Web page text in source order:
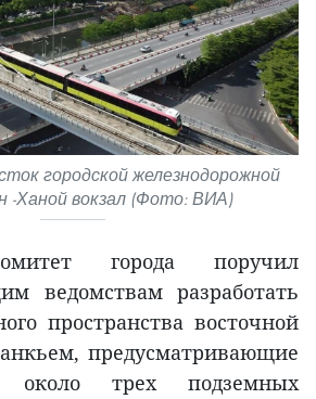
городской железнодорожной
-Ханой вокзал (Фото: ВИА)
города поручил
ведомствам разработать
пространства восточной
предусматривающие
около трех подземных